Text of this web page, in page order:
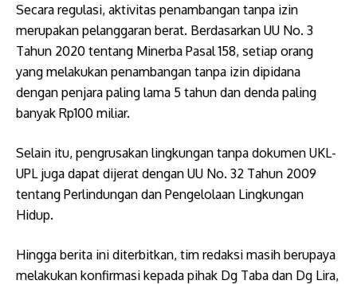
Secara regulasi, aktivitas penambangan tanpa izin
merupakan pelanggaran berat. Berdasarkan UU No. 3
Tahun 2020 tentang Minerba Pasal 158, setiap orang
yang melakukan penambangan tanpa izin dipidana
dengan penjara paling lama 5 tahun dan denda paling
banyak Rp100 miliar.
​Selain itu, pengrusakan lingkungan tanpa dokumen UKL-
UPL juga dapat dijerat dengan UU No. 32 Tahun 2009
tentang Perlindungan dan Pengelolaan Lingkungan
Hidup.
​Hingga berita ini diterbitkan, tim redaksi masih berupaya
melakukan konfirmasi kepada pihak Dg Taba dan Dg Lira,